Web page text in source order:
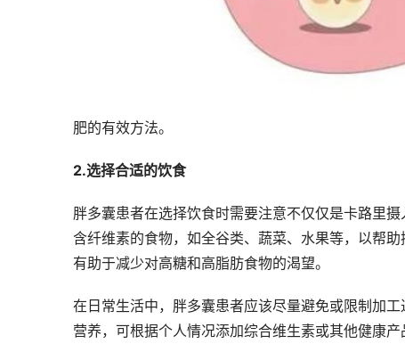
肥的有效方法。
2.选择合适的饮食
胖多囊患者在选择饮食时需要注意不仅仅是卡路里
含纤维素的食物，如全谷类、蔬菜、水果等，以帮
有助于减少对高糖和高脂肪食物的渴望。
在日常生活中，胖多囊患者应该尽量避免或限制加
营养，可根据个人情况添加综合维生素或其他健康产